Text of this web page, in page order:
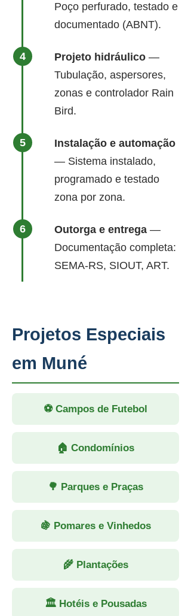
Poço perfurado, testado e
documentado (ABNT).
Projeto hidráulico —
Tubulação, aspersores,
zonas e controlador Rain
Bird.
Instalação e automação
— Sistema instalado,
programado e testado
zona por zona.
Outorga e entrega —
Documentação completa:
SEMA-RS, SIOUT, ART.
Projetos Especiais
em Muné
⚽ Campos de Futebol
🏠 Condomínios
🌳 Parques e Praças
🍇 Pomares e Vinhedos
🌾 Plantações
🏛 Hotéis e Pousadas